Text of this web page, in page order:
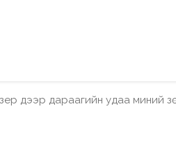
дээр дараагийн удаа миний